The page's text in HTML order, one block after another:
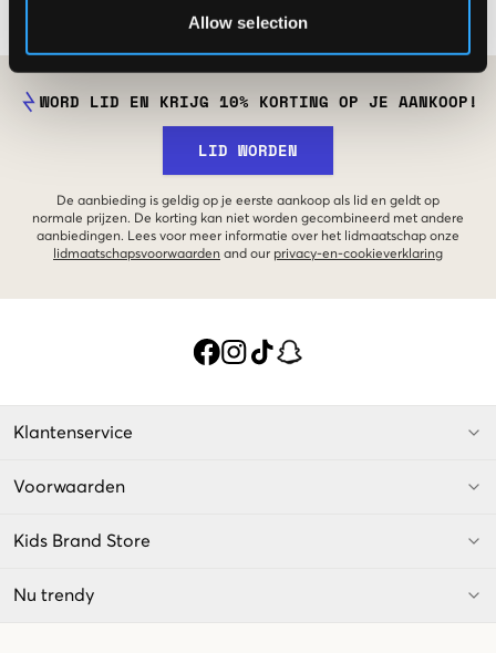
Allow selection
TRUNK 3-PACK
WORD LID EN KRIJG 10% KORTING OP JE AANKOOP!
LID WORDEN
De aanbieding is geldig op je eerste aankoop als lid en geldt op
normale prijzen. De korting kan niet worden gecombineerd met andere
aanbiedingen. Lees voor meer informatie over het lidmaatschap onze
lidmaatschapsvoorwaarden and our privacy-en-cookieverklaring
Klantenservice
Voorwaarden
Kids Brand Store
Nu trendy